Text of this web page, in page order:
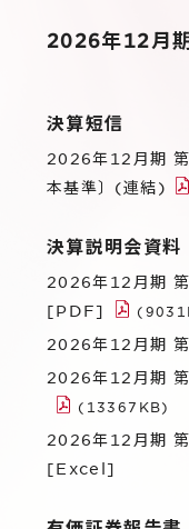
グループ会社
Codatum
IR
IRニュース
経営情報
IRライブラリ
IRカレンダー
株式情報
採用情報
新卒採用
お問い合わせ
2026年12月
決算短信
2026年12月期 第
本基準〕(連結)
決算説明会資料
2026年12月期 第
[PDF]
2026年12月期
2026年12月期
(13367KB)
2026年12月期 第
[Excel]